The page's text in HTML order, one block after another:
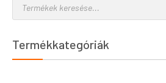
Termékkategóriák